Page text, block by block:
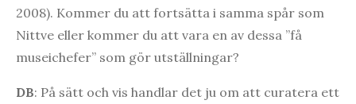
2008). Kommer du att fortsätta i samma spår som
Nittve eller kommer du att vara en av dessa ”få
museichefer” som gör utställningar?
DB: På sätt och vis handlar det ju om att curatera ett